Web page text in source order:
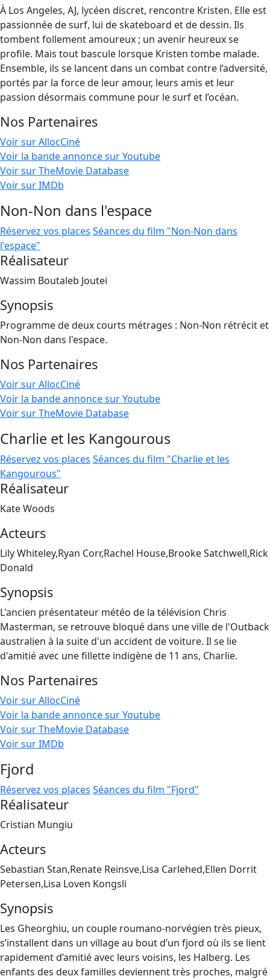
À Los Angeles, AJ, lycéen discret, rencontre Kristen. Elle est
passionnée de surf, lui de skateboard et de dessin. Ils
tombent follement amoureux ; un avenir heureux se
profile. Mais tout bascule lorsque Kristen tombe malade.
Ensemble, ils se lancent dans un combat contre l’adversité,
portés par la force de leur amour, leurs amis et leur
passion désormais commune pour le surf et l’océan.
Nos Partenaires
Voir sur AllocCiné
Voir la bande annonce sur Youtube
Voir sur TheMovie Database
Voir sur IMDb
Non-Non dans l'espace
Réservez vos places Séances du film "Non-Non dans
l'espace"
Réalisateur
Wassim Boutaleb Joutei
Synopsis
Programme de deux courts métrages : Non-Non rétrécit et
Non-Non dans l'espace.
Nos Partenaires
Voir sur AllocCiné
Voir la bande annonce sur Youtube
Voir sur TheMovie Database
Charlie et les Kangourous
Réservez vos places Séances du film "Charlie et les
Kangourous"
Réalisateur
Kate Woods
Acteurs
Lily Whiteley,Ryan Corr,Rachel House,Brooke Satchwell,Rick
Donald
Synopsis
L'ancien présentateur météo de la télévision Chris
Masterman, se retrouve bloqué dans une ville de l'Outback
australien à la suite d'un accident de voiture. Il se lie
d'amitié avec une fillette indigène de 11 ans, Charlie.
Nos Partenaires
Voir sur AllocCiné
Voir la bande annonce sur Youtube
Voir sur TheMovie Database
Voir sur IMDb
Fjord
Réservez vos places Séances du film "Fjord"
Réalisateur
Cristian Mungiu
Acteurs
Sebastian Stan,Renate Reinsve,Lisa Carlehed,Ellen Dorrit
Petersen,Lisa Loven Kongsli
Synopsis
Les Gheorghiu, un couple roumano-norvégien très pieux,
s’installent dans un village au bout d’un fjord où ils se lient
rapidement d’amitié avec leurs voisins, les Halberg. Les
enfants des deux familles deviennent très proches, malgré